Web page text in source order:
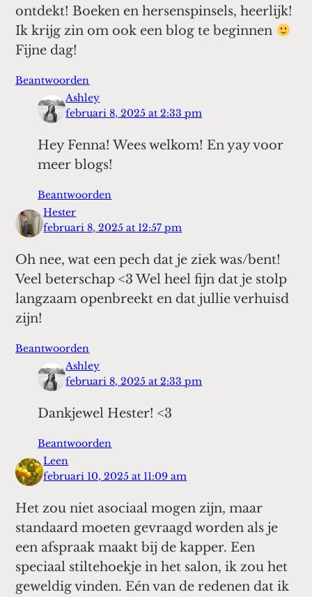
ontdekt! Boeken en hersenspinsels, heerlijk!
Ik krijg zin om ook een blog te beginnen
Fijne dag!
Beantwoorden
Ashley
februari 8, 2025 at 2:33 pm
Hey Fenna! Wees welkom! En yay voor
meer blogs!
Beantwoorden
Hester
februari 8, 2025 at 12:57 pm
Oh nee, wat een pech dat je ziek was/bent!
Veel beterschap <3 Wel heel fijn dat je stolp
langzaam openbreekt en dat jullie verhuisd
zijn!
Beantwoorden
Ashley
februari 8, 2025 at 2:33 pm
Dankjewel Hester! <3
Beantwoorden
Leen
februari 10, 2025 at 11:09 am
Het zou niet asociaal mogen zijn, maar
standaard moeten gevraagd worden als je
een afspraak maakt bij de kapper. Een
speciaal stiltehoekje in het salon, ik zou het
geweldig vinden. Eén van de redenen dat ik